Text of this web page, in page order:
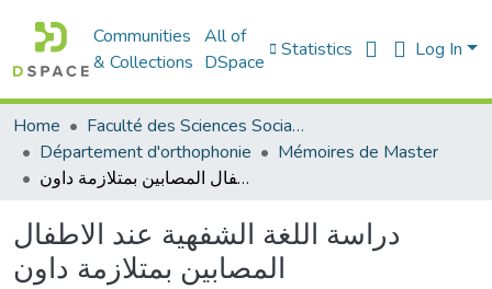
Communities
& Collections
All of
DSpace
Statistics Log In
Home
Faculté des Sciences Sociales
Département d'orthophonie
Mémoires de Master
دراسة اللغة الشفهية عند الاطفال المصابين بمتلازمة داون
دراسة اللغة الشفهية عند الاطفال
المصابين بمتلازمة داون